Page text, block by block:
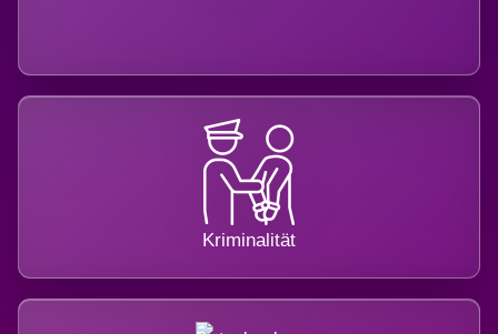
Kriminalität